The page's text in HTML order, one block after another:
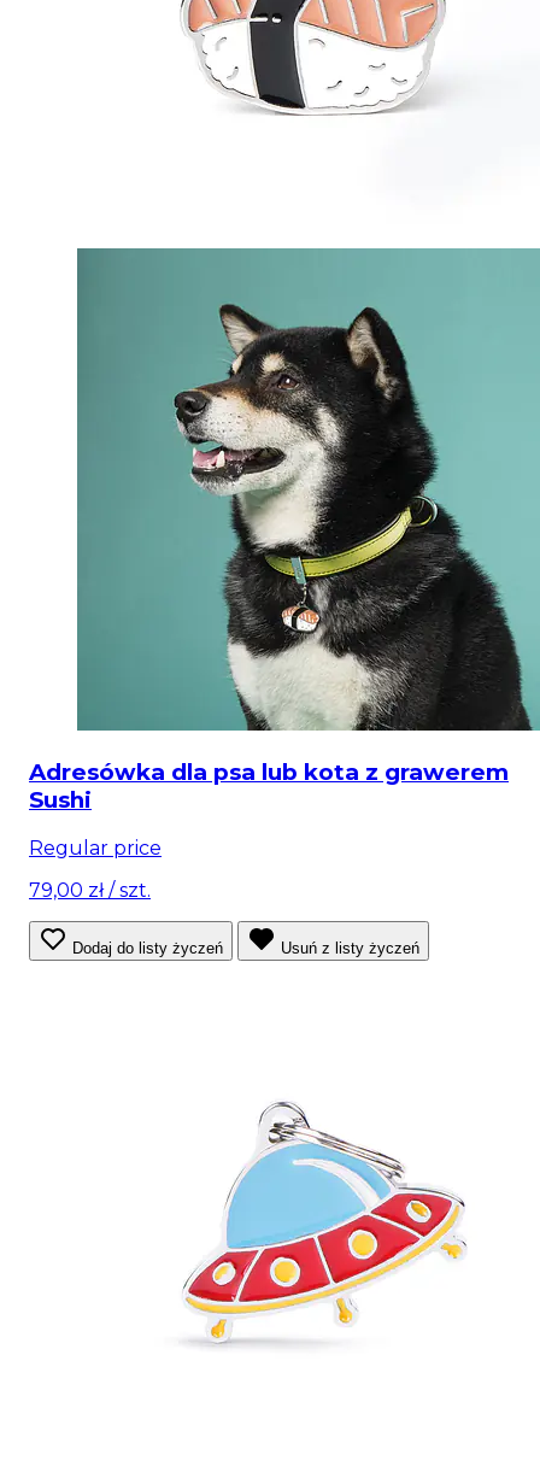
Adresówka dla psa lub kota z grawerem
Sushi
Regular price
79,00 zł/ szt.
Dodaj do listy życzeń Usuń z listy życzeń